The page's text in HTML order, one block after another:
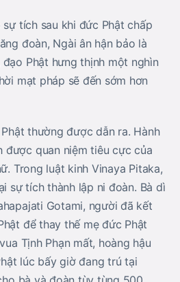
tích sau khi đức Phật chấp
đoàn, Ngài ân hận bảo là
Phật hưng thịnh một nghìn
mạt pháp sẽ đến sớm hơn
thường được dẫn ra. Hành
được quan niệm tiêu cực của
Trong luật kinh Vinaya Pitaka,
sự tích thành lập ni đoàn. Bà dì
Gotami, người đã kết
để thay thế mẹ đức Phật
Tịnh Phạn mất, hoàng hậu
lúc bấy giờ đang trú tại